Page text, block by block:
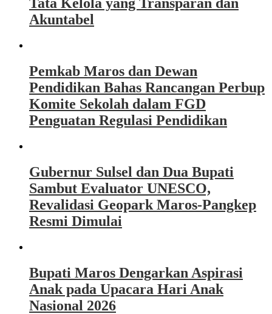
Tata Kelola yang Transparan dan
Akuntabel
Pemkab Maros dan Dewan
Pendidikan Bahas Rancangan Perbup
Komite Sekolah dalam FGD
Penguatan Regulasi Pendidikan
Gubernur Sulsel dan Dua Bupati
Sambut Evaluator UNESCO,
Revalidasi Geopark Maros-Pangkep
Resmi Dimulai
Bupati Maros Dengarkan Aspirasi
Anak pada Upacara Hari Anak
Nasional 2026